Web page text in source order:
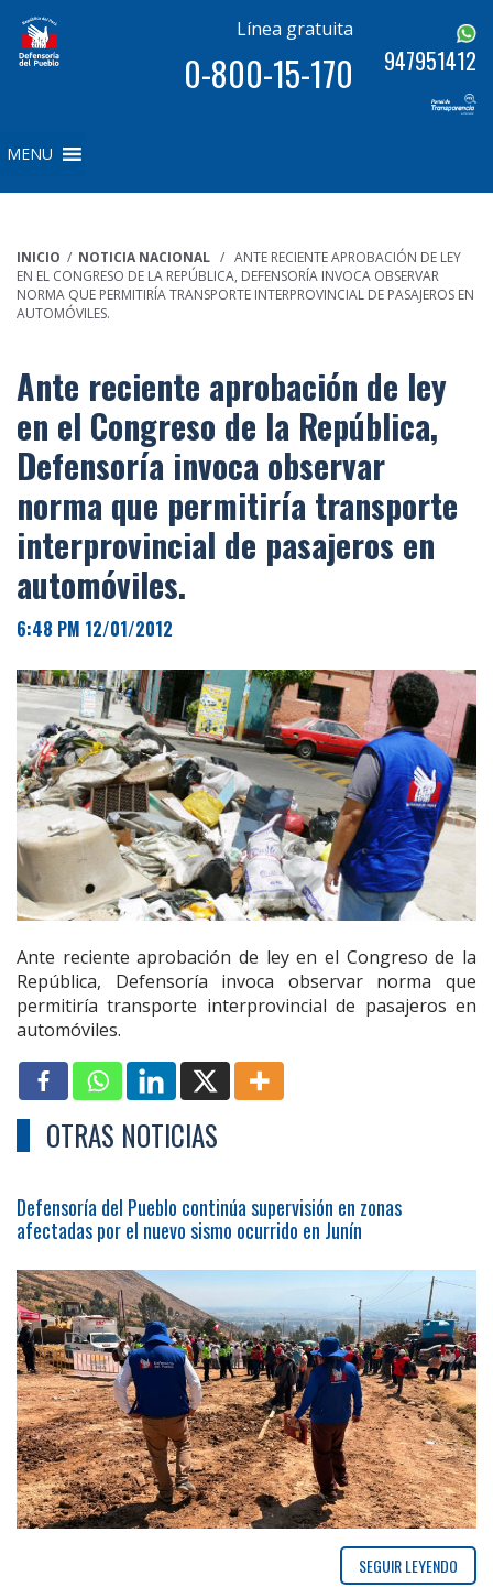
Línea gratuita
0-800-15-170 947951412
MENU
INICIO / NOTICIA NACIONAL / ANTE RECIENTE APROBACIÓN DE LEY
EN EL CONGRESO DE LA REPÚBLICA, DEFENSORÍA INVOCA OBSERVAR
NORMA QUE PERMITIRÍA TRANSPORTE INTERPROVINCIAL DE PASAJEROS EN
AUTOMÓVILES.
Ante reciente aprobación de ley
en el Congreso de la República,
Defensoría invoca observar
norma que permitiría transporte
interprovincial de pasajeros en
automóviles.
6:48 PM 12/01/2012
Ante reciente aprobación de ley en el Congreso de la
República, Defensoría invoca observar norma que
permitiría transporte interprovincial de pasajeros en
automóviles.
OTRAS NOTICIAS
Defensoría del Pueblo continúa supervisión en zonas
afectadas por el nuevo sismo ocurrido en Junín
SEGUIR LEYENDO